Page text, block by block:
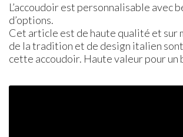
L’accoudoir est personnalisable avec
d’options.
Cet article est de haute qualité et sur
de la tradition et de design italien sont
cette accoudoir. Haute valeur pour un